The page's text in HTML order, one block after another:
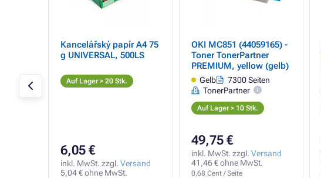
Kancelářský papír A4 75
g UNIVERSAL, 500LS
Auf Lager > 20 Stk.
6,05 €
inkl. MwSt. zzgl. Versand
5,04 € ohne MwSt.
OKI MC851 (44059165) -
Toner TonerPartner
PREMIUM, yellow (gelb)
Gelb
7300 Seiten
TonerPartner
Auf Lager > 10 Stk.
49,75 €
inkl. MwSt. zzgl. Versand
41,46 € ohne MwSt.
0,68 Cent / Seite